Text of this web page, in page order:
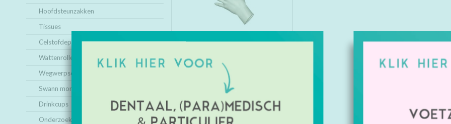
Hoofdsteunzakken
Tissues
Celstofdeppers
Wattenrollen
Wegwerpschorten
Swann morton mesjes
Drinkcups
Onderzoeksbankpapier
Latex handschoen poedervrij
Extra Sensitive Akzenta
€5,75